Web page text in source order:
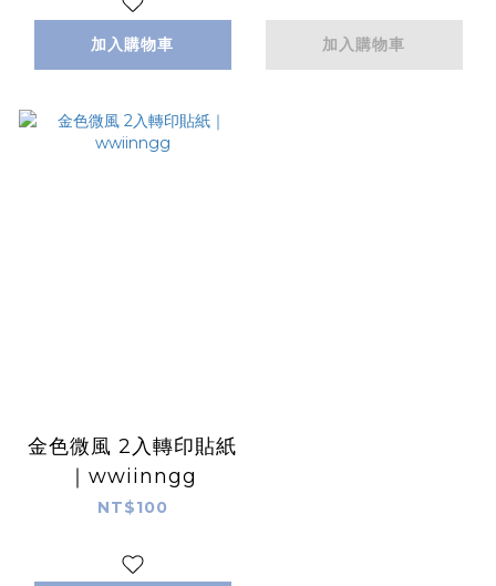
加入購物車 加入購物車
金色微風 2入轉印貼紙
｜wwiinngg
NT$100